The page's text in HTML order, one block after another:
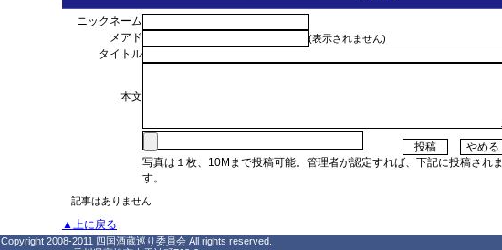
ニックネーム
メアド
(表示されません)
タイトル
本文
写真は１枚、10Mまで投稿可能。管理者が認定すれば、下記に投稿されま
す。
記事はありません
▲上に戻る
Copyright 2008-2011 四国酒蔵巡り委員会 All rights reserved.